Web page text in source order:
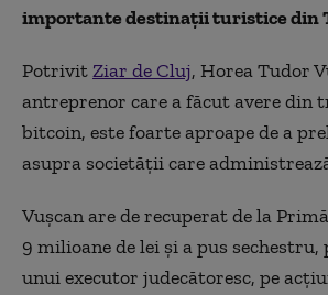
importante destinații turistice din
PotrivitZiar de Cluj, Horea Tudor
antreprenor care a făcut avere din
bitcoin, este foarte aproape de a
asupra societății care
Vușcan are de recuperat de la
9 milioane de lei și a pus
unui executor judecătoresc, pe